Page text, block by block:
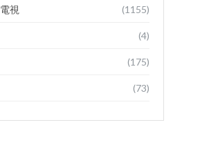
視 (1155)
(4)
(175)
(73)